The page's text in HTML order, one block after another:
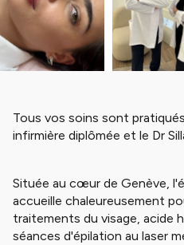
Tous vos soins sont
infirmière
Située au cœur de Genève,
accueille chaleureusement
traitements du visage, acide
séances d'épilation au laser